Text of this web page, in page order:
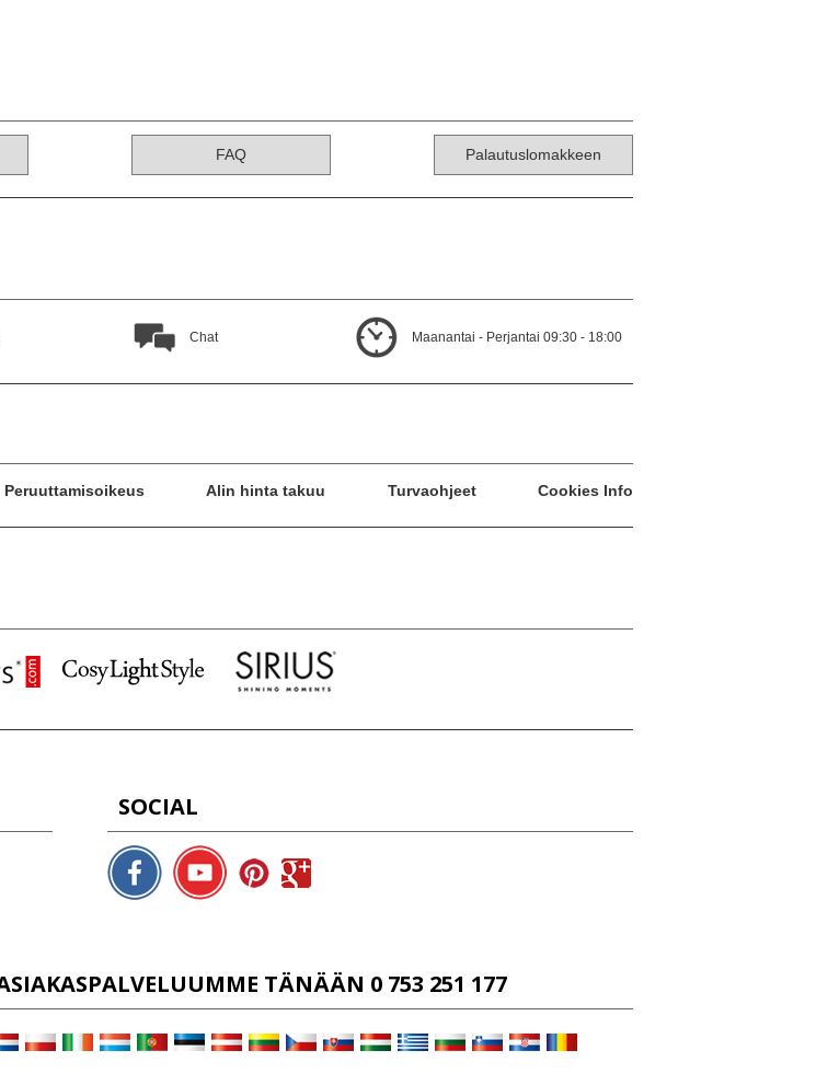
FAQ Palautuslomakkeen
Chat Maanantai - Perjantai 09:30 - 18:00
Peruuttamisoikeus Alin hinta takuu Turvaohjeet Cookies Info
SOCIAL
TÄNÄÄN 0 753 251 177